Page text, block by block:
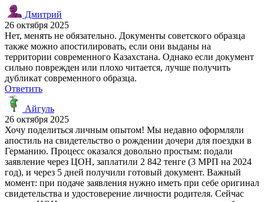
Дмитрий
26 октября 2025
Нет, менять не обязательно. Документы советского образца
также можно апостилировать, если они выданы на
территории современного Казахстана. Однако если документ
сильно поврежден или плохо читается, лучше получить
дубликат современного образца.
Ответить
Айгуль
26 октября 2025
Хочу поделиться личным опытом! Мы недавно оформляли
апостиль на свидетельство о рождении дочери для поездки в
Германию. Процесс оказался довольно простым: подали
заявление через ЦОН, заплатили 2 842 тенге (3 МРП на 2024
год), и через 5 дней получили готовый документ. Важный
момент: при подаче заявления нужно иметь при себе оригинал
свидетельства и удостоверение личности родителя. Сейчас